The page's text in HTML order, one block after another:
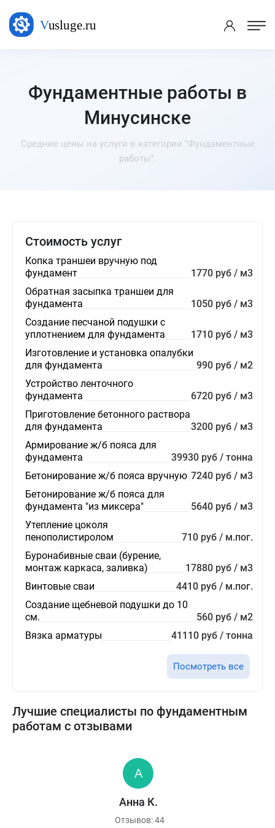
Фундаментные работы в
Минусинске
Средние цены на услуги в категории "Фундаментные
работы".
Стоимость услуг
Копка траншеи вручную под
фундамент
1770 руб / м3
Обратная засыпка траншеи для
фундамента
1050 руб / м3
Создание песчаной подушки с
уплотнением для фундамента
1710 руб / м3
Изготовление и установка опалубки
для фундамента
990 руб / м2
Устройство ленточного
фундамента
6720 руб / м3
Приготовление бетонного раствора
для фундамента
3200 руб / м3
Армирование ж/б пояса для
фундамента
39930 руб / тонна
Бетонирование ж/б пояса вручную 7240 руб / м3
Бетонирование ж/б пояса для
фундамента "из миксера"
5640 руб / м3
Утепление цоколя
пенополистиролом
710 руб / м.пог.
Буронабивные сваи (бурение,
монтаж каркаса, заливка)
17880 руб / м3
Винтовые сваи
4410 руб / м.пог.
Создание щебневой подушки до 10
см.
560 руб / м2
Вязка арматуры
41110 руб / тонна
Посмотреть все
Лучшие специалисты по фундаментным
работам с отзывами
Анна К.
Отзывов: 44